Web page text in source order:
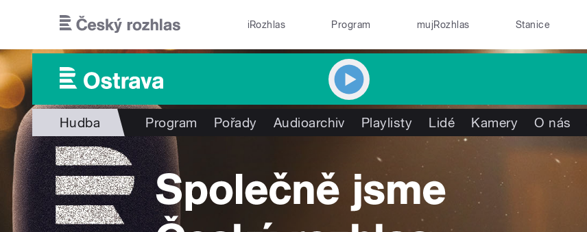
iRozhlas Program mujRozhlas Stanice
Hudba Program Pořady Audioarchiv Playlisty Lidé Kamery O nás